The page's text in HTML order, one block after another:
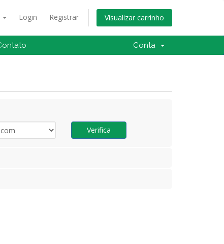
Login Registrar Visualizar carrinho
Conta
Verifica